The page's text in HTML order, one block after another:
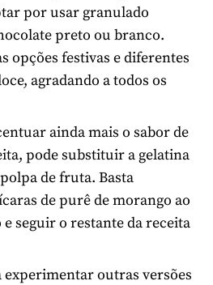
por usar granulado
preto ou branco.
opções festivas e diferentes
agradando a todos os
ainda mais o sabor de
pode substituir a gelatina
de fruta. Basta
de purê de morango ao
seguir o restante da receita
experimentar outras versões